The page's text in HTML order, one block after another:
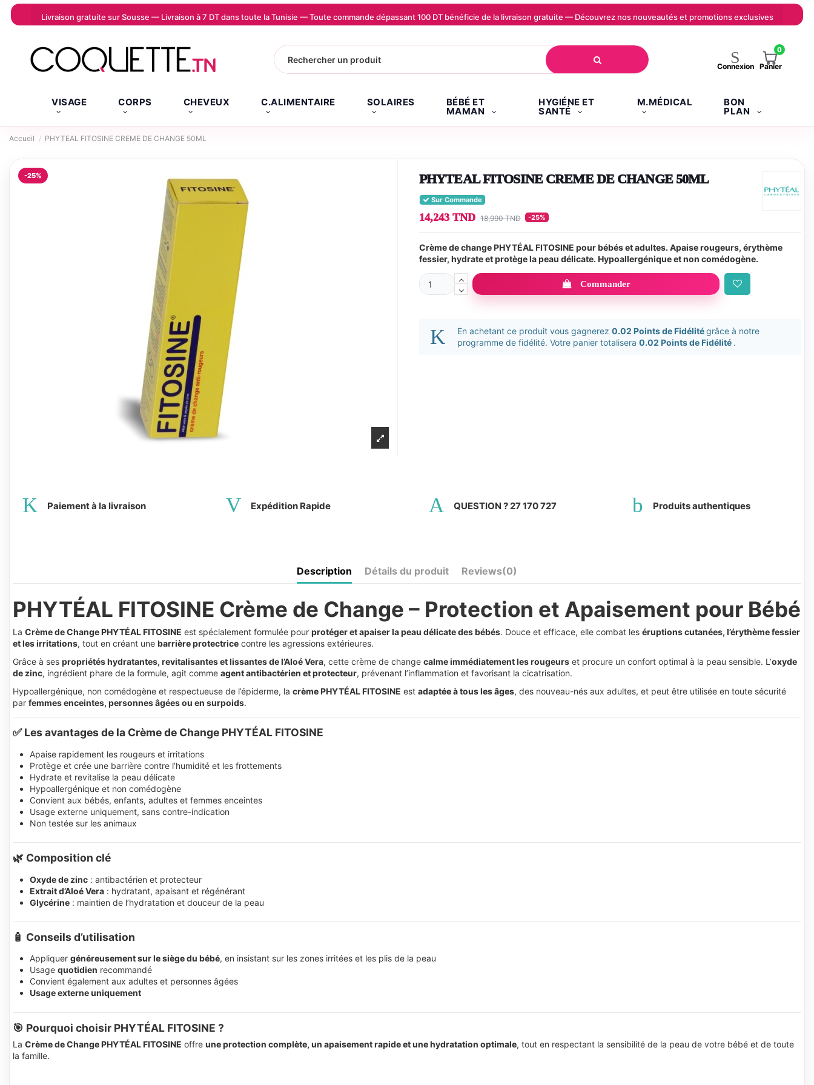
Livraison gratuite sur Sousse — Livraison à 7 DT dans toute la Tunisie — Toute commande dépassant 100 DT bénéficie de la livraison gratuite — Découvrez nos nouveautés et promotions exclusives
Connexion
0
Panier
VISAGE CORPS CHEVEUX C.ALIMENTAIRE SOLAIRES BÉBÉ ET
MAMAN
HYGIÉNE ET
SANTÉ
M.MÉDICAL BON
PLAN
Accueil PHYTEAL FITOSINE CREME DE CHANGE 50ML
-25% PHYTEAL FITOSINE CREME DE CHANGE 50ML
Sur Commande
14,243 TND 18,990 TND -25%
Crème de change PHYTÉAL FITOSINE pour bébés et adultes. Apaise rougeurs, érythème
fessier, hydrate et protège la peau délicate. Hypoallergénique et non comédogène.
Commander
En achetant ce produit vous gagnerez 0.02 Points de Fidélitégrâce à notre
programme de fidélité. Votre panier totalisera 0.02 Points de Fidélité .
Paiement à la livraison Expédition Rapide QUESTION ? 27 170 727 Produits authentiques
Description Détails du produit Reviews(0)
PHYTÉAL FITOSINE Crème de Change – Protection et Apaisement pour Bébé
La Crème de Change PHYTÉAL FITOSINE est spécialement formulée pour protéger et apaiser la peau délicate des bébés. Douce et efficace, elle combat les éruptions cutanées, l’érythème fessier
et les irritations, tout en créant une barrière protectrice contre les agressions extérieures.
Grâce à ses propriétés hydratantes, revitalisantes et lissantes de l’Aloé Vera, cette crème de change calme immédiatement les rougeurs et procure un confort optimal à la peau sensible. L’oxyde
de zinc, ingrédient phare de la formule, agit comme agent antibactérien et protecteur, prévenant l’inflammation et favorisant la cicatrisation.
Hypoallergénique, non comédogène et respectueuse de l’épiderme, la crème PHYTÉAL FITOSINE est adaptée à tous les âges, des nouveau-nés aux adultes, et peut être utilisée en toute sécurité
par femmes enceintes, personnes âgées ou en surpoids.
✅ Les avantages de la Crème de Change PHYTÉAL FITOSINE
Apaise rapidement les rougeurs et irritations
Protège et crée une barrière contre l’humidité et les frottements
Hydrate et revitalise la peau délicate
Hypoallergénique et non comédogène
Convient aux bébés, enfants, adultes et femmes enceintes
Usage externe uniquement, sans contre-indication
Non testée sur les animaux
🌿 Composition clé
Oxyde de zinc : antibactérien et protecteur
Extrait d’Aloé Vera : hydratant, apaisant et régénérant
Glycérine : maintien de l’hydratation et douceur de la peau
🧴 Conseils d’utilisation
Appliquer généreusement sur le siège du bébé, en insistant sur les zones irritées et les plis de la peau
Usage quotidien recommandé
Convient également aux adultes et personnes âgées
Usage externe uniquement
🎯 Pourquoi choisir PHYTÉAL FITOSINE ?
La Crème de Change PHYTÉAL FITOSINE offre une protection complète, un apaisement rapide et une hydratation optimale, tout en respectant la sensibilité de la peau de votre bébé et de toute
la famille.